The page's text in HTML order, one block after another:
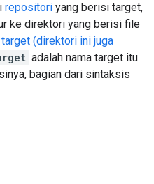
repositori yang berisi target,
ke direktori yang berisi file
(direktori ini juga
adalah nama target itu
bagian dari sintaksis